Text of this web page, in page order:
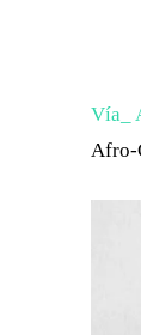
Vía_
Afro-